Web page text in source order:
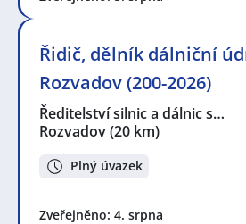
Řidič, dělník dálniční
Rozvadov (200-2026)
Ředitelství silnic a dálnic s…
Rozvadov(20 km)
Plný úvazek
Zveřejněno: 4. srpna